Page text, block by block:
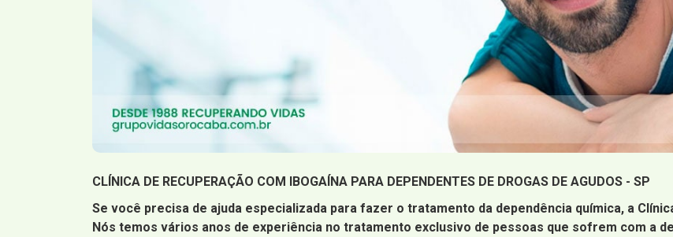
CLÍNICA DE RECUPERAÇÃO COM IBOGAÍNA PARA DEPENDENTES DE DROGAS DE AGUDOS - SP
Se você precisa de ajuda especializada para fazer o tratamento da dependência química, a
Nós temos vários anos de experiência no tratamento exclusivo de pessoas que sofrem com a